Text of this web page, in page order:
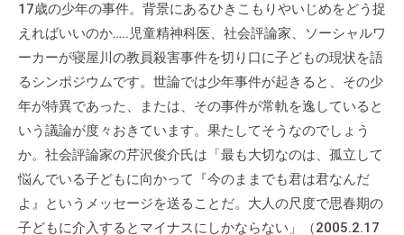
17歳の少年の事件。背景にあるひきこもりやいじめをどう捉
えればいいのか…..児童精神科医、社会評論家、ソーシャルワ
ーカーが寝屋川の教員殺害事件を切り口に子どもの現状を語
るシンポジウムです。世論では少年事件が起きると、その少
年が特異であった、または、その事件が常軌を逸していると
いう議論が度々おきています。果たしてそうなのでしょう
か。社会評論家の芹沢俊介氏は「最も大切なのは、孤立して
悩んでいる子どもに向かって『今のままでも君は君なんだ
よ』というメッセージを送ることだ。大人の尺度で思春期の
子どもに介入するとマイナスにしかならない」（2005.2.17